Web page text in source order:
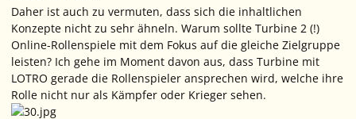
Daher ist auch zu vermuten, dass sich die inhaltlichen
Konzepte nicht zu sehr ähneln. Warum sollte Turbine 2 (!)
Online-Rollenspiele mit dem Fokus auf die gleiche Zielgruppe
leisten? Ich gehe im Moment davon aus, dass Turbine mit
LOTRO gerade die Rollenspieler ansprechen wird, welche ihre
Rolle nicht nur als Kämpfer oder Krieger sehen.